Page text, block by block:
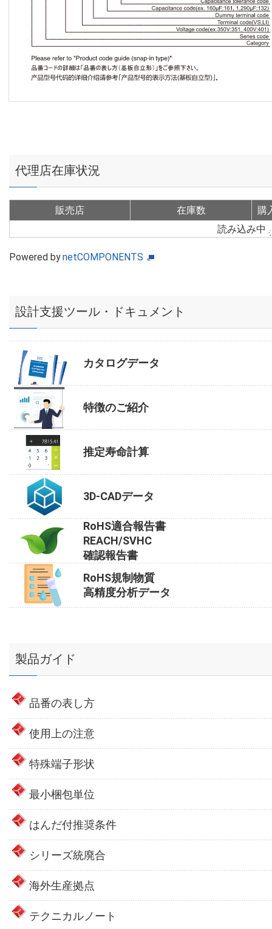
代理店在庫状況
販売店 在庫数
購
読み込み中
Powered bynetCOMPONENTS
設計支援ツール・ドキュメント
カタログデータ
特徴のご紹介
推定寿命計算
3D-CADデータ
RoHS適合報告書
REACH/SVHC
確認報告書
RoHS規制物質
高精度分析データ
製品ガイド
品番の表し方
使用上の注意
特殊端子形状
最小梱包単位
はんだ付推奨条件
シリーズ統廃合
海外生産拠点
テクニカルノート